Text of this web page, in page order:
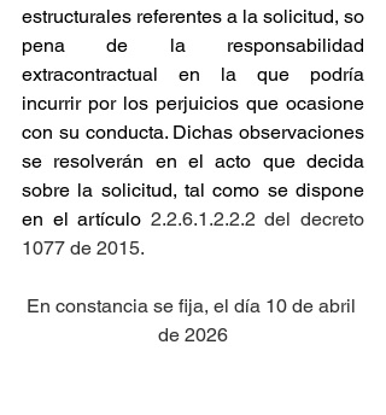
estructurales referentes a la solicitud, so
pena de la responsabilidad
extracontractual en la que podría
incurrir por los perjuicios que ocasione
con su conducta. Dichas observaciones
se resolverán en el acto que decida
sobre la solicitud, tal como se dispone
en el artículo 2.2.6.1.2.2.2 del decreto
1077 de 2015.
En constancia se fija, el día 10 de abril
de 2026